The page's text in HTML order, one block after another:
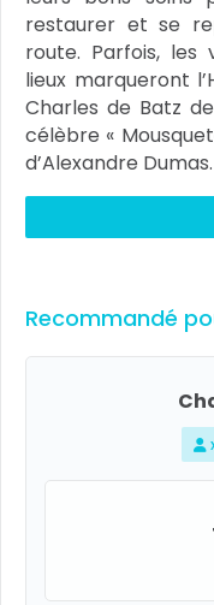
restaurer et se
route. Parfois, les
lieux marqueront
Charles de Batz
célèbre «
d’Alexandre Dumas.
Recommandé